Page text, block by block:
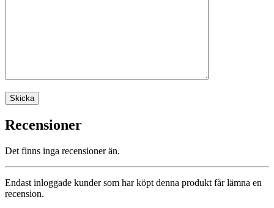
Recensioner
Det finns inga recensioner än.
Endast inloggade kunder som har köpt denna produkt får lämna en
recension.